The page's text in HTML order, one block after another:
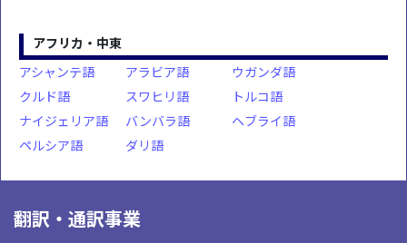
アフリカ・中東
アシャンテ語
アラビア語
ウガンダ語
クルド語
スワヒリ語
トルコ語
ナイジェリア語
バンバラ語
ヘブライ語
ペルシア語
ダリ語